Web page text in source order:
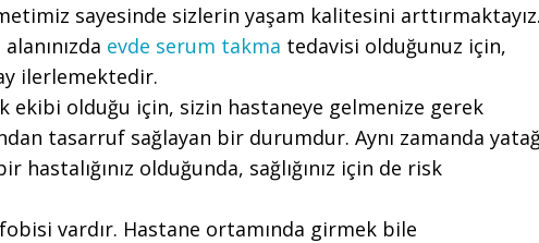
sayesinde sizlerin yaşam kalitesini
evde serum takma tedavisi olduğunuz için,
ilerlemektedir.
ekibi olduğu için, sizin hastaneye gelmenize gerek
tasarruf sağlayan bir durumdur. Aynı zamanda
hastalığınız olduğunda, sağlığınız için de risk
fobisi vardır. Hastane ortamında girmek bile